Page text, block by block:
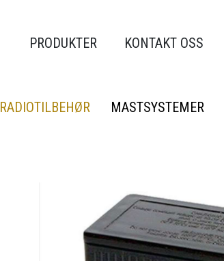
PRODUKTER KONTAKT OSS
RADIOTILBEHØR MASTSYSTEMER